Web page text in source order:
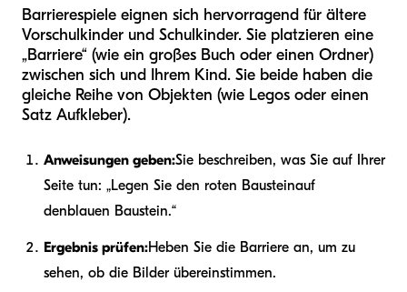
Barrierespiele eignen sich hervorragend für ältere
Vorschulkinder und Schulkinder. Sie platzieren eine
„Barriere“ (wie ein großes Buch oder einen Ordner)
zwischen sich und Ihrem Kind. Sie beide haben die
gleiche Reihe von Objekten (wie Legos oder einen
Satz Aufkleber).
Anweisungen geben:Sie beschreiben, was Sie auf Ihrer
Seite tun: „Legen Sie den roten Bausteinauf
denblauen Baustein.“
Ergebnis prüfen:Heben Sie die Barriere an, um zu
sehen, ob die Bilder übereinstimmen.